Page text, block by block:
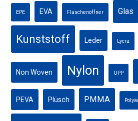
EPE EVA Flaschenöffner Glas
Kunststoff Leder Lycra
Non Woven Nylon OPP
PEVA Plüsch PMMA